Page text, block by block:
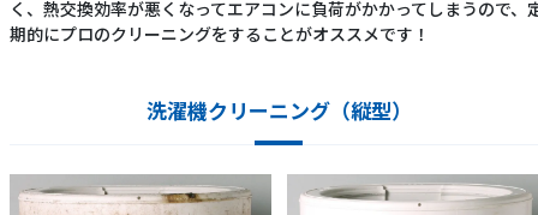
く、熱交換効率が悪くなってエアコンに負荷がかかってしまうので、
期的にプロのクリーニングをすることがオススメです！
洗濯機クリーニング（縦型）